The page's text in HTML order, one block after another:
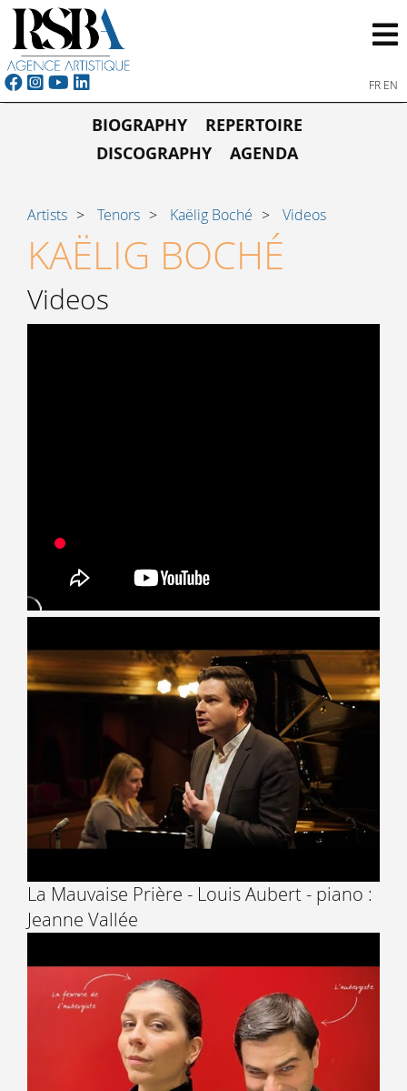
FR EN
BIOGRAPHY
REPERTOIRE
DISCOGRAPHY
AGENDA
Artists Tenors Kaëlig Boché Videos
KAËLIG BOCHÉ
Videos
La Mauvaise Prière - Louis Aubert - piano :
Jeanne Vallée